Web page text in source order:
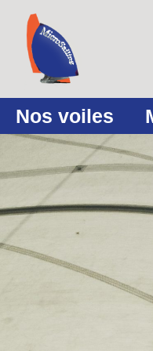
Nos voiles